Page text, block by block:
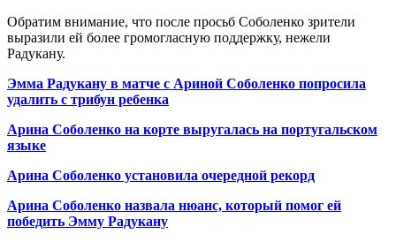
Обратим внимание, что после просьб Соболенко зрители
выразили ей более громогласную поддержку, нежели
Радукану.
Эмма Радукану в матче с Ариной Соболенко попросила
удалить с трибун ребенка
Арина Соболенко на корте выругалась на португальском
языке
Арина Соболенко установила очередной рекорд
Арина Соболенко назвала нюанс, который помог ей
победить Эмму Радукану